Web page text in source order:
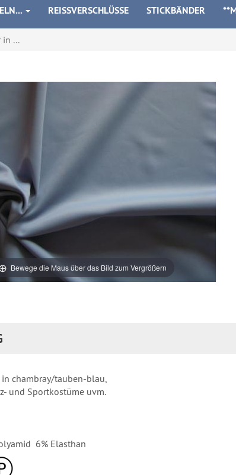
REISSVERSCHLÜSSE STICKBÄNDER
in ...
Bewege die Maus über das Bild zum Vergrößern
chambray/tauben-blau,
und Sportkostüme uvm.
6% Elasthan